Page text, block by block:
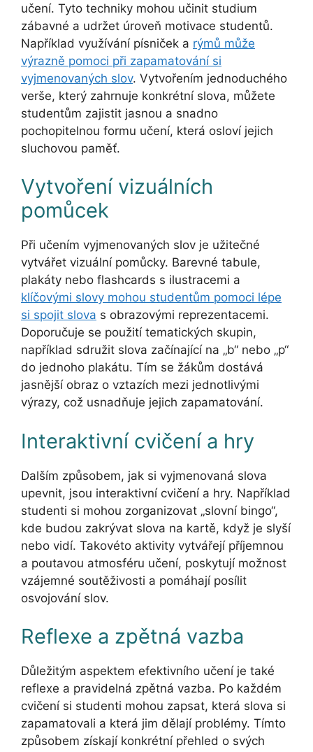
učení. Tyto techniky mohou učinit studium
zábavné a udržet úroveň motivace studentů.
Například využívání písniček a rýmů může
výrazně pomoci při zapamatování si
vyjmenovaných slov. Vytvořením jednoduchého
verše, který zahrnuje konkrétní slova, můžete
studentům zajistit jasnou a snadno
pochopitelnou formu učení, která osloví jejich
sluchovou paměť.
Vytvoření vizuálních
pomůcek
Při učením vyjmenovaných slov je užitečné
vytvářet vizuální pomůcky. Barevné tabule,
plakáty nebo flashcards s ilustracemi a
klíčovými slovy mohou studentům pomoci lépe
si spojit slova s obrazovými reprezentacemi.
Doporučuje se použití tematických skupin,
například sdružit slova začínající na „b“ nebo „p“
do jednoho plakátu. Tím se žákům dostává
jasnější obraz o vztazích mezi jednotlivými
výrazy, což usnadňuje jejich zapamatování.
Interaktivní cvičení a hry
Dalším způsobem, jak si vyjmenovaná slova
upevnit, jsou interaktivní cvičení a hry. Například
studenti si mohou zorganizovat „slovní bingo“,
kde budou zakrývat slova na kartě, když je slyší
nebo vidí. Takovéto aktivity vytvářejí příjemnou
a poutavou atmosféru učení, poskytují možnost
vzájemné soutěživosti a pomáhají posílit
osvojování slov.
Reflexe a zpětná vazba
Důležitým aspektem efektivního učení je také
reflexe a pravidelná zpětná vazba. Po každém
cvičení si studenti mohou zapsat, která slova si
zapamatovali a která jim dělají problémy. Tímto
způsobem získají konkrétní přehled o svých